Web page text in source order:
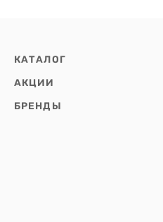
КАТАЛОГ
АКЦИИ
БРЕНДЫ